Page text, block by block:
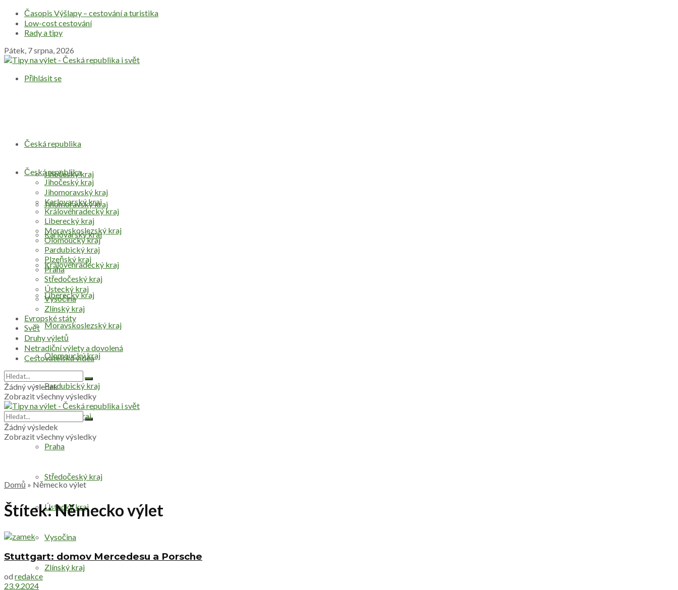
Časopis Výšlapy – cestování a turistika
Low-cost cestování
Rady a tipy
Pátek, 7 srpna, 2026
Přihlásit se
Česká republika
Jihočeský kraj
Jihomoravský kraj
Karlovarský kraj
Královéhradecký kraj
Liberecký kraj
Moravskoslezský kraj
Olomoucký kraj
Pardubický kraj
Plzeňský kraj
Praha
Středočeský kraj
Ústecký kraj
Vysočina
Zlínský kraj
Česká republika
Jihočeský kraj
Jihomoravský kraj
Karlovarský kraj
Královéhradecký kraj
Liberecký kraj
Moravskoslezský kraj
Olomoucký kraj
Pardubický kraj
Plzeňský kraj
Praha
Středočeský kraj
Ústecký kraj
Vysočina
Zlínský kraj
Evropské státy
Svět
Druhy výletů
Netradiční výlety a dovolená
Cestovatelská videa
Žádný výsledek
Zobrazit všechny výsledky
Žádný výsledek
Zobrazit všechny výsledky
Domů » Německo výlet
Štítek:Německo výlet
Stuttgart: domov Mercedesu a Porsche
od redakce
23.9.2024